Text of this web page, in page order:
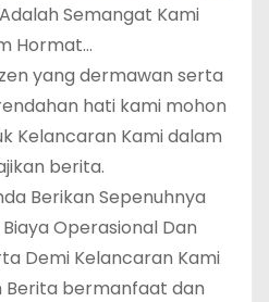
Semangat Kami
Hormat…
yang dermawan serta
hati kami mohon
Kelancaran Kami dalam
berita.
Berikan Sepenuhnya
Operasional Dan
Demi Kelancaran Kami
Berita bermanfaat dan